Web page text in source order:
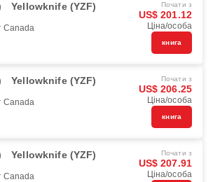
Yellowknife (YZF)
Canada
Почати з
US$ 201.12
Ціна/особа
книга
Yellowknife (YZF)
Canada
Почати з
US$ 206.25
Ціна/особа
книга
Yellowknife (YZF)
Canada
Почати з
US$ 207.91
Ціна/особа